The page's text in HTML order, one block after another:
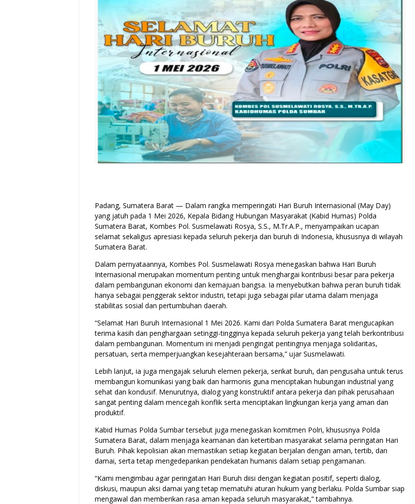
Padang, Sumatera Barat — Dalam rangka memperingati Hari Buruh Internasional (May Day)
yang jatuh pada 1 Mei 2026, Kepala Bidang Hubungan Masyarakat (Kabid Humas) Polda
Sumatera Barat, Kombes Pol. Susmelawati Rosya, S.S., M.Tr.A.P., menyampaikan ucapan
selamat sekaligus apresiasi kepada seluruh pekerja dan buruh di Indonesia, khususnya di wilayah
Sumatera Barat.
Dalam pernyataannya, Kombes Pol. Susmelawati Rosya menegaskan bahwa Hari Buruh
Internasional merupakan momentum penting untuk menghargai kontribusi besar para pekerja
dalam pembangunan ekonomi dan kemajuan bangsa. Ia menyebutkan bahwa peran buruh tidak
hanya sebagai penggerak sektor industri, tetapi juga sebagai pilar utama dalam menjaga
stabilitas sosial dan pertumbuhan daerah.
“Selamat Hari Buruh Internasional 1 Mei 2026. Kami dari Polda Sumatera Barat mengucapkan
terima kasih dan penghargaan setinggi-tingginya kepada seluruh pekerja yang telah berkontribusi
dalam pembangunan. Momentum ini menjadi pengingat pentingnya menjaga solidaritas,
persatuan, serta memperjuangkan kesejahteraan bersama,” ujar Susmelawati.
Lebih lanjut, ia juga mengajak seluruh elemen pekerja, serikat buruh, dan pengusaha untuk terus
membangun komunikasi yang baik dan harmonis guna menciptakan hubungan industrial yang
sehat dan kondusif. Menurutnya, dialog yang konstruktif antara pekerja dan pihak perusahaan
sangat penting dalam mencegah konflik serta menciptakan lingkungan kerja yang aman dan
produktif.
Kabid Humas Polda Sumbar tersebut juga menegaskan komitmen Polri, khususnya Polda
Sumatera Barat, dalam menjaga keamanan dan ketertiban masyarakat selama peringatan Hari
Buruh. Pihak kepolisian akan memastikan setiap kegiatan berjalan dengan aman, tertib, dan
damai, serta tetap mengedepankan pendekatan humanis dalam setiap pengamanan.
“Kami mengimbau agar peringatan Hari Buruh diisi dengan kegiatan positif, seperti dialog,
diskusi, maupun aksi damai yang tetap mematuhi aturan hukum yang berlaku. Polda Sumbar siap
mengawal dan memberikan rasa aman kepada seluruh masyarakat,” tambahnya.